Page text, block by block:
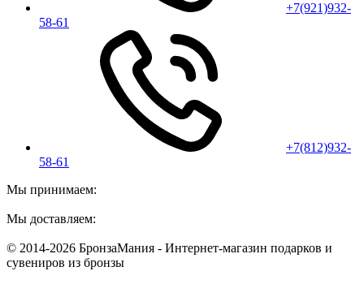
+7(921)932-
58-61
+7(812)932-
58-61
Мы принимаем:
Мы доставляем:
© 2014-2026 БронзаМания - Интернет-магазин подарков и
сувениров из бронзы